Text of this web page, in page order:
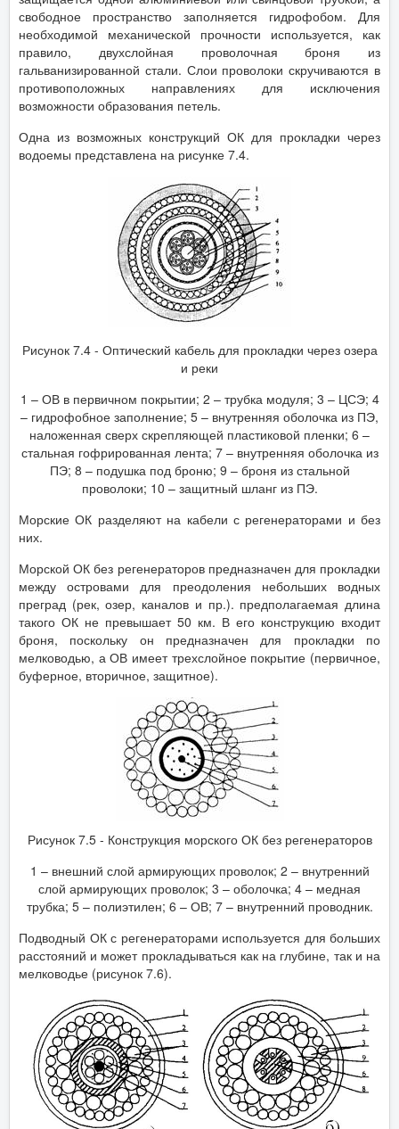
свободное пространство заполняется гидрофобом. Для
необходимой механической прочности используется, как
правило, двухслойная проволочная броня из
гальванизированной стали. Слои проволоки скручиваются в
противоположных направлениях для исключения
возможности образования петель.
Одна из возможных конструкций ОК для прокладки через
водоемы представлена на рисунке 7.4.
Рисунок 7.4 - Оптический кабель для прокладки через озера
и реки
1 – ОВ в первичном покрытии; 2 – трубка модуля; 3 – ЦСЭ; 4
– гидрофобное заполнение; 5 – внутренняя оболочка из ПЭ,
наложенная сверх скрепляющей пластиковой пленки; 6 –
стальная гофрированная лента; 7 – внутренняя оболочка из
ПЭ; 8 – подушка под броню; 9 – броня из стальной
проволоки; 10 – защитный шланг из ПЭ.
Морские ОК разделяют на кабели с регенераторами и без
них.
Морской ОК без регенераторов предназначен для прокладки
между островами для преодоления небольших водных
преград (рек, озер, каналов и пр.). предполагаемая длина
такого ОК не превышает 50 км. В его конструкцию входит
броня, поскольку он предназначен для прокладки по
мелководью, а ОВ имеет трехслойное покрытие (первичное,
буферное, вторичное, защитное).
Рисунок 7.5 - Конструкция морского ОК без регенераторов
1 – внешний слой армирующих проволок; 2 – внутренний
слой армирующих проволок; 3 – оболочка; 4 – медная
трубка; 5 – полиэтилен; 6 – ОВ; 7 – внутренний проводник.
Подводный ОК с регенераторами используется для больших
расстояний и может прокладываться как на глубине, так и на
мелководье (рисунок 7.6).